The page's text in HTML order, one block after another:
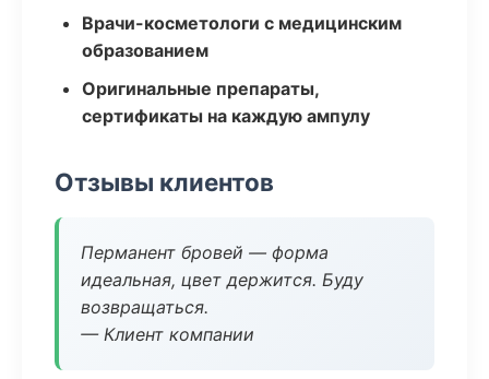
Врачи-косметологи с медицинским
образованием
Оригинальные препараты,
сертификаты на каждую ампулу
Отзывы клиентов
Перманент бровей — форма
идеальная, цвет держится. Буду
возвращаться.
— Клиент компании